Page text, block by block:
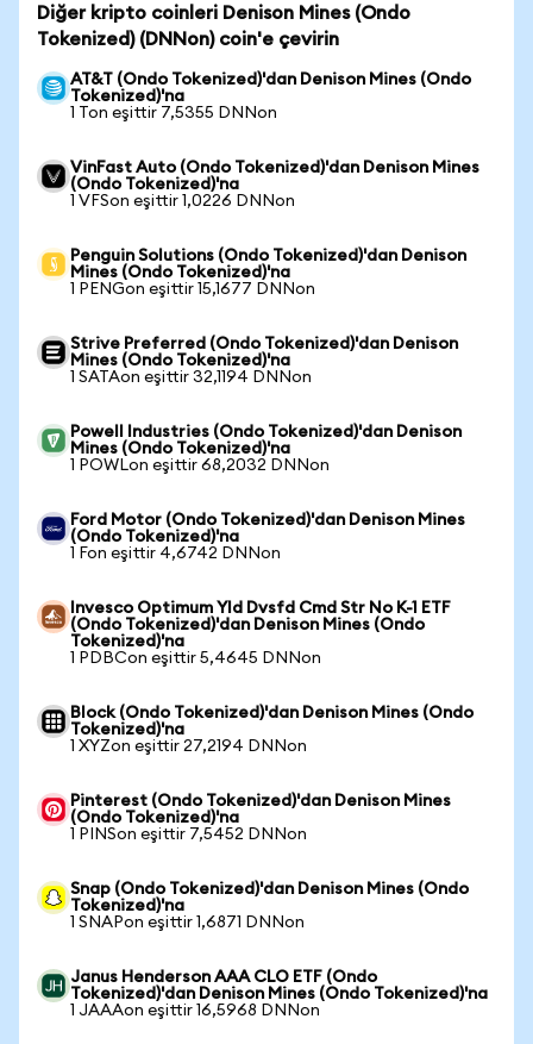
Diğer kripto coinleri Denison Mines (Ondo
Tokenized) (DNNon) coin'e çevirin
AT&T (Ondo Tokenized)'dan Denison Mines (Ondo
Tokenized)'na
1 Ton eşittir 7,5355 DNNon
VinFast Auto (Ondo Tokenized)'dan Denison Mines
(Ondo Tokenized)'na
1 VFSon eşittir 1,0226 DNNon
Penguin Solutions (Ondo Tokenized)'dan Denison
Mines (Ondo Tokenized)'na
1 PENGon eşittir 15,1677 DNNon
Strive Preferred (Ondo Tokenized)'dan Denison
Mines (Ondo Tokenized)'na
1 SATAon eşittir 32,1194 DNNon
Powell Industries (Ondo Tokenized)'dan Denison
Mines (Ondo Tokenized)'na
1 POWLon eşittir 68,2032 DNNon
Ford Motor (Ondo Tokenized)'dan Denison Mines
(Ondo Tokenized)'na
1 Fon eşittir 4,6742 DNNon
Invesco Optimum Yld Dvsfd Cmd Str No K-1 ETF
(Ondo Tokenized)'dan Denison Mines (Ondo
Tokenized)'na
1 PDBCon eşittir 5,4645 DNNon
Block (Ondo Tokenized)'dan Denison Mines (Ondo
Tokenized)'na
1 XYZon eşittir 27,2194 DNNon
Pinterest (Ondo Tokenized)'dan Denison Mines
(Ondo Tokenized)'na
1 PINSon eşittir 7,5452 DNNon
Snap (Ondo Tokenized)'dan Denison Mines (Ondo
Tokenized)'na
1 SNAPon eşittir 1,6871 DNNon
Janus Henderson AAA CLO ETF (Ondo
Tokenized)'dan Denison Mines (Ondo Tokenized)'na
1 JAAAon eşittir 16,5968 DNNon